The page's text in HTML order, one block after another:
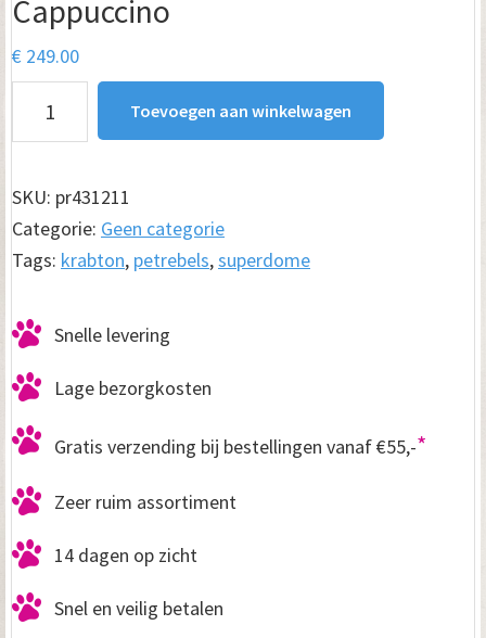
Cappuccino
€ 249.00
Superdome
Cappuccino
aantal
Toevoegen aan winkelwagen
SKU: pr431211
Categorie: Geen categorie
Tags: krabton, petrebels,superdome
Snelle levering
Lage bezorgkosten
Gratis verzending bij bestellingen vanaf €55,-*
Zeer ruim assortiment
14 dagen op zicht
Snel en veilig betalen